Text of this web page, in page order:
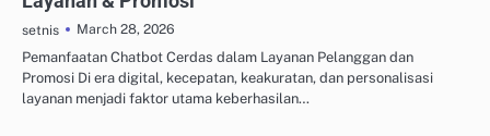
setnis
March 28, 2026
Pemanfaatan Chatbot Cerdas dalam Layanan Pelanggan dan
Promosi Di era digital, kecepatan, keakuratan, dan personalisasi
layanan menjadi faktor utama keberhasilan…